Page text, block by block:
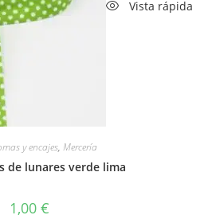
Vista rápida
y encajes, Mercería
de lunares verde lima
1,00 €